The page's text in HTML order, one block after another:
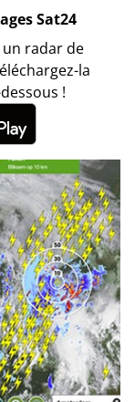
Sat24
radar de
la
!